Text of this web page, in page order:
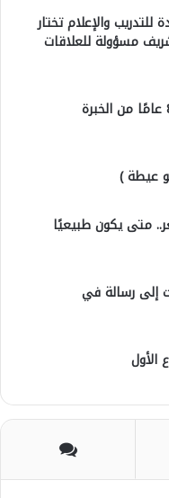
والإعلام تختار
مسؤولة للعلاقات
مجموعة شركات ملجراميكال.. أكثر من 85 عامًا من الخبرة
عيطة )
متى يكون طبيعيًا
تحولت إلى رسالة في